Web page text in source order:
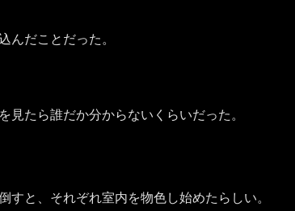
だことだった。
たら誰だか分からないくらいだった。
と、それぞれ室内を物色し始めたらしい。